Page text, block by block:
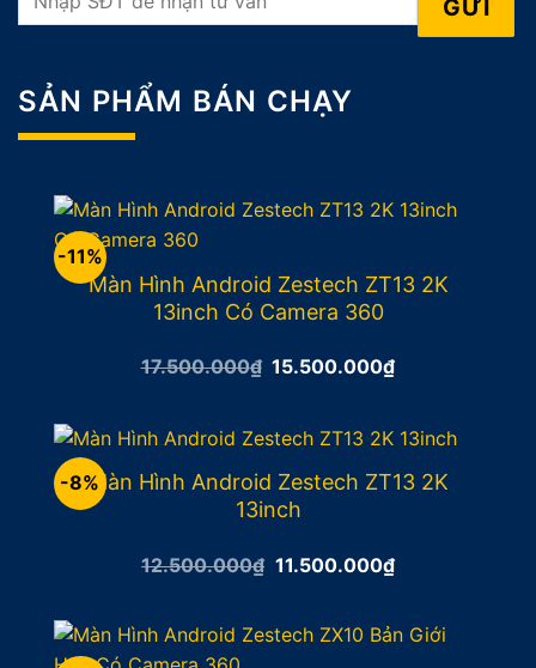
SẢN PHẨM BÁN CHẠY
-11%
Màn Hình Android Zestech ZT13 2K
13inch Có Camera 360
17.500.000₫ Giá
15.500.000₫Giá
15.500.000₫.
-8%Màn Hình Android Zestech ZT13 2K
13inch
12.500.000₫ Giá
12.500.000₫.
11.500.000₫Giá
hiện
11.500.000₫.